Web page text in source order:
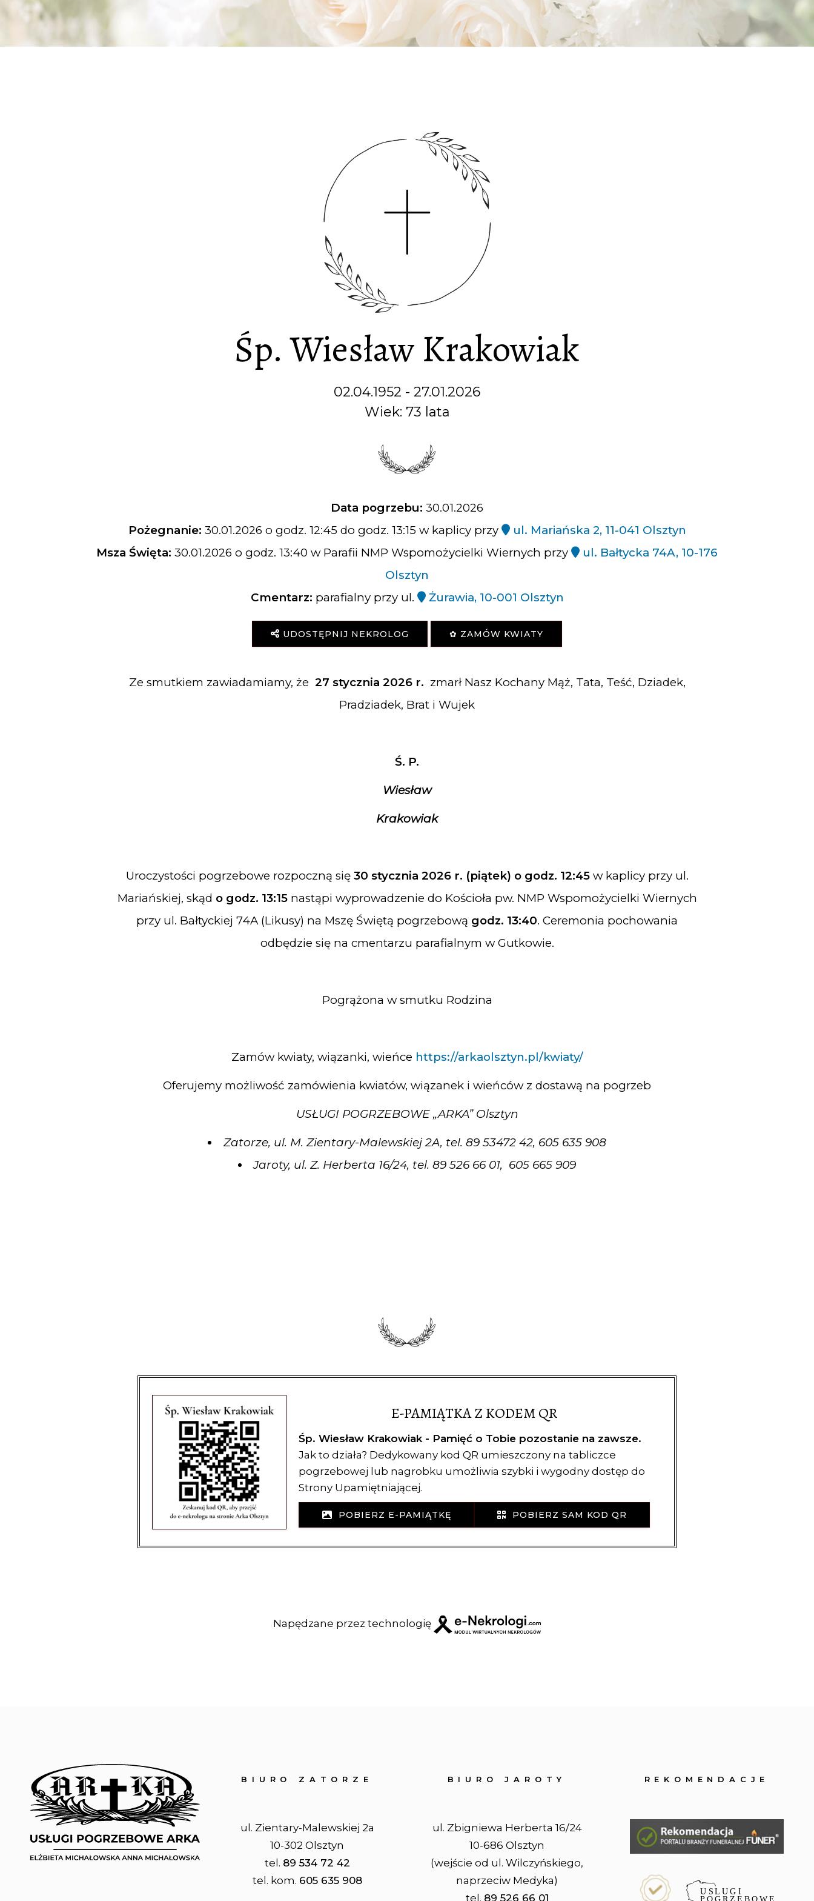
Pogrzeb świecki
Akcesoria pogrzebowe
Śp. Wiesław Krakowiak
02.04.1952 - 27.01.2026
Wiek: 73 lata
Data pogrzebu: 30.01.2026
Pożegnanie: 30.01.2026 o godz. 12:45 do godz. 13:15 w kaplicy przy
ul. Mariańska 2, 11-041 Olsztyn
Msza Święta: 30.01.2026 o godz. 13:40 w Parafii NMP Wspomożycielki Wiernych przy
ul. Bałtycka 74A, 10-176
Olsztyn
Cmentarz: parafialny przy ul. Żurawia, 10-001 Olsztyn
UDOSTĘPNIJ NEKROLOG ✿ ZAMÓW KWIATY
Ze smutkiem zawiadamiamy, że 27 stycznia 2026 r. zmarł Nasz Kochany Mąż, Tata, Teść, Dziadek,
Pradziadek, Brat i Wujek
Ś. P.
Wiesław
Krakowiak
Uroczystości pogrzebowe rozpoczną się 30 stycznia 2026 r. (piątek) o godz. 12:45 w kaplicy przy ul.
Mariańskiej, skąd o godz. 13:15 nastąpi wyprowadzenie do Kościoła pw. NMP Wspomożycielki Wiernych
przy ul. Bałtyckiej 74A (Likusy) na Mszę Świętą pogrzebową godz. 13:40. Ceremonia pochowania
odbędzie się na cmentarzu parafialnym w Gutkowie.
Pogrążona w smutku Rodzina
Zamów kwiaty, wiązanki, wieńce https://arkaolsztyn.pl/kwiaty/
Oferujemy możliwość zamówienia kwiatów, wiązanek i wieńców z dostawą na pogrzeb
USŁUGI POGRZEBOWE „ARKA” Olsztyn
Zatorze, ul. M. Zientary-Malewskiej 2A, tel. 89 53472 42, 605 635 908
Jaroty, ul. Z. Herberta 16/24, tel. 89 526 66 01, 605 665 909
E-PAMIĄTKA Z KODEM QR
Śp. Wiesław Krakowiak - Pamięć o Tobie pozostanie na zawsze.
Jak to działa? Dedykowany kod QR umieszczony na tabliczce
pogrzebowej lub nagrobku umożliwia szybki i wygodny dostęp do
Strony Upamiętniającej.
POBIERZ E-PAMIĄTKĘ POBIERZ SAM KOD QR
Napędzane przez technologię
BIURO ZATORZE
ul. Zientary-Malewskiej 2a
10-302 Olsztyn
tel. 89 534 72 42
tel. kom. 605 635 908
BIURO JAROTY
ul. Zbigniewa Herberta 16/24
10-686 Olsztyn
(wejście od ul. Wilczyńskiego,
naprzeciw Medyka)
tel. 89 526 66 01
REKOMENDACJE